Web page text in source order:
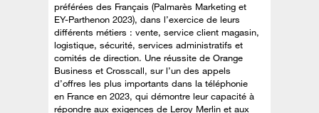
préférées des Français (Palmarès Marketing et
EY-Parthenon 2023), dans l’exercice de leurs
différents métiers : vente, service client magasin,
logistique, sécurité, services administratifs et
comités de direction. Une réussite de Orange
Business et Crosscall, sur l’un des appels
d’offres les plus importants dans la téléphonie
en France en 2023, qui démontre leur capacité à
répondre aux exigences de Leroy Merlin et aux